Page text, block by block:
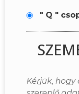
" Q "
Kérjük, hogy